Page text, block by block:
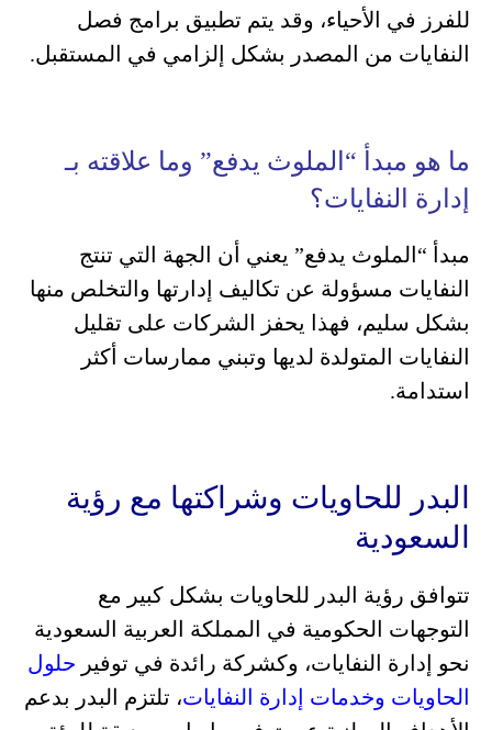
للفرز في الأحياء، وقد يتم تطبيق برامج فصل
النفايات من المصدر بشكل إلزامي في المستقبل.
ما هو مبدأ “الملوث يدفع” وما علاقته بـ
إدارة النفايات؟
مبدأ “الملوث يدفع” يعني أن الجهة التي تنتج
النفايات مسؤولة عن تكاليف إدارتها والتخلص منها
بشكل سليم، فهذا يحفز الشركات على تقليل
النفايات المتولدة لديها وتبني ممارسات أكثر
استدامة.
البدر للحاويات وشراكتها مع رؤية
السعودية
تتوافق رؤية البدر للحاويات بشكل كبير مع
التوجهات الحكومية في المملكة العربية السعودية
نحو إدارة النفايات، وكشركة رائدة في توفير حلول
الحاويات وخدمات إدارة النفايات، تلتزم البدر بدعم